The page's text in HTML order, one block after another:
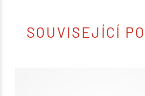
SOUVISEJÍCÍ